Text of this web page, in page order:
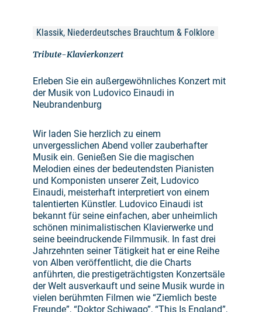
Klassik, Niederdeutsches Brauchtum & Folklore
Tribute-Klavierkonzert
Erleben Sie ein außergewöhnliches Konzert mit
der Musik von Ludovico Einaudi in
Neubrandenburg
Wir laden Sie herzlich zu einem
unvergesslichen Abend voller zauberhafter
Musik ein. Genießen Sie die magischen
Melodien eines der bedeutendsten Pianisten
und Komponisten unserer Zeit, Ludovico
Einaudi, meisterhaft interpretiert von einem
talentierten Künstler. Ludovico Einaudi ist
bekannt für seine einfachen, aber unheimlich
schönen minimalistischen Klavierwerke und
seine beeindruckende Filmmusik. In fast drei
Jahrzehnten seiner Tätigkeit hat er eine Reihe
von Alben veröffentlicht, die die Charts
anführten, die prestigeträchtigsten Konzertsäle
der Welt ausverkauft und seine Musik wurde in
vielen berühmten Filmen wie “Ziemlich beste
Freunde”, “Doktor Schiwago”, “This Is England”,